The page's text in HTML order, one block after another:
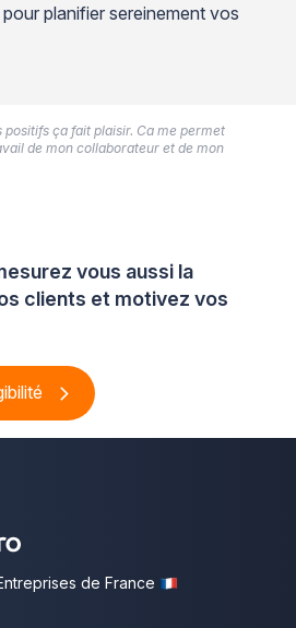
planifier sereinement vos
vous aussi la
clients et motivez vos
positifs ça fait plaisir. Ca me permet
de mon collaborateur et de mon
de France